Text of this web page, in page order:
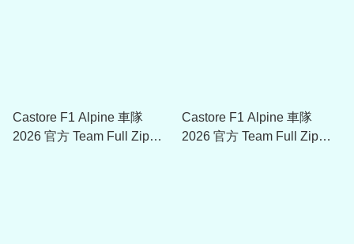
Castore F1 Alpine 車隊
2026 官方 Team Full Zip
Castore F1 Alpine 車隊
2026 官方 Team Full Zip